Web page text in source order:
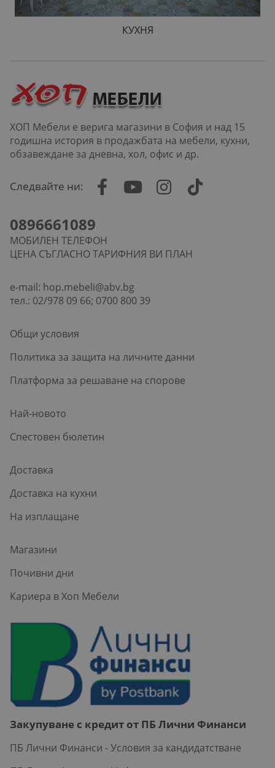
КУХНЯ
ХОП Мебели е верига магазини в София и над 15
годишна история в продажбата на мебели, кухни,
обзавеждане за дневна, хол, офис и др.
Следвайте ни:
0896661089
МОБИЛЕН ТЕЛЕФОН
ЦЕНА СЪГЛАСНО ТАРИФНИЯ ВИ ПЛАН
e-mail: hop.mebeli@abv.bg
тел.: 02/978 09 66; 0700 800 39
Общи условия
Политика за защита на личните данни
Платформа за решаване на спорове
Най-новото
Спестовен бюлетин
Доставка
Доставка на кухни
На изплащане
Магазини
Почивни дни
Кариера в Хоп Мебели
Закупуване с кредит от ПБ Лични Финанси
ПБ Лични Финанси - Условия за кандидатстване